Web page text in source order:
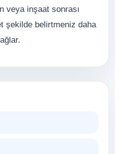
veya inşaat sonrası
şekilde belirtmeniz daha